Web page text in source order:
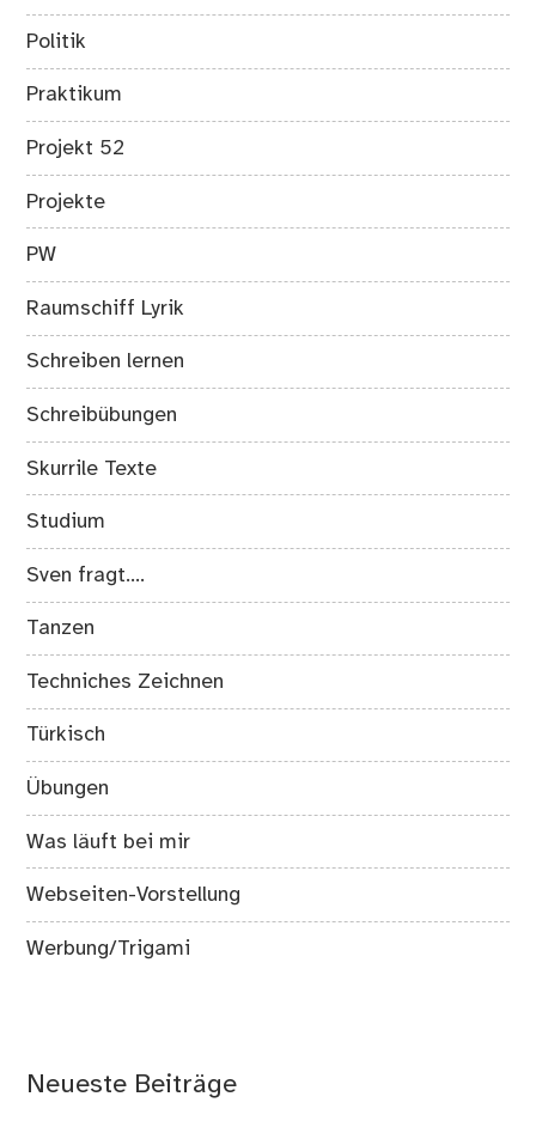
Politik
Praktikum
Projekt 52
Projekte
PW
Raumschiff Lyrik
Schreiben lernen
Schreibübungen
Skurrile Texte
Studium
Sven fragt….
Tanzen
Techniches Zeichnen
Türkisch
Übungen
Was läuft bei mir
Webseiten-Vorstellung
Werbung/Trigami
Neueste Beiträge